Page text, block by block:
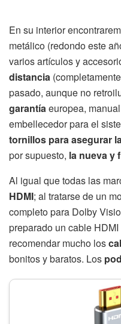
En su interior
metálico (redondo este
varios artículos y
distancia
pasado, aunque no
garantíaeuropea,
embellecedor para el
tornillos para asegurar
por supuesto, la nueva y
Al igual que todas las
HDMI; al tratarse de un
completo para Dolby
preparado un cable
recomendar mucho los
bonitos y baratos. Los